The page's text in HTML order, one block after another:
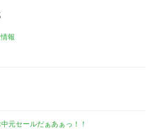
報
セールだぁあぁっ！！